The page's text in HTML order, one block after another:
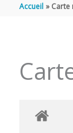
Accueil Carte